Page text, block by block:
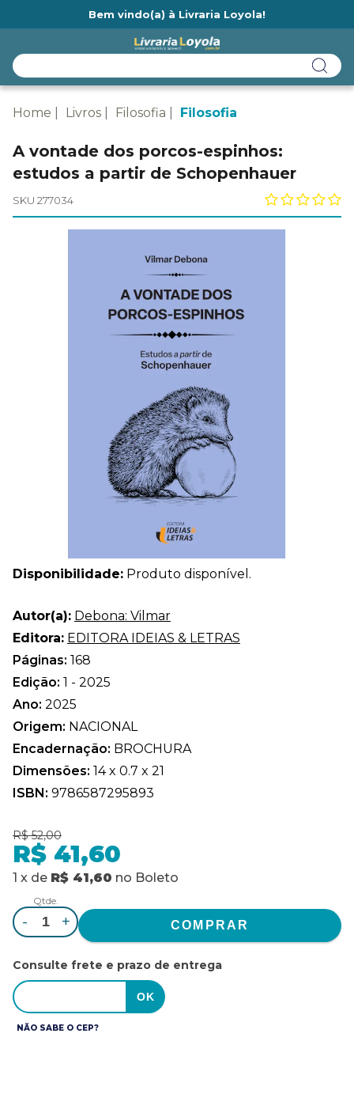
Bem vindo(a) à Livraria Loyola!
Home Livros Filosofia Filosofia
A vontade dos porcos-espinhos:
estudos a partir de Schopenhauer
SKU 277034
Disponibilidade: Produto disponível.
Autor(a): Debona: Vilmar
Editora: EDITORA IDEIAS & LETRAS
Páginas: 168
Edição: 1 - 2025
Ano: 2025
Origem: NACIONAL
Encadernação: BROCHURA
Dimensões: 14 x 0.7 x 21
ISBN: 9786587295893
R$ 52,00
R$ 41,60
1 x de R$ 41,60 no Boleto
Qtde.
- +
Consulte frete e prazo de entrega
NÃO SABE O CEP?